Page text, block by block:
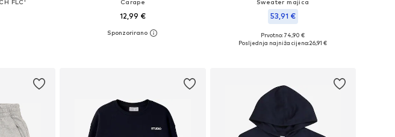
FLC'
Čarape
12,99 €
Dostupne veličine: 33-37, 38-43
Sweater majica
53,91 €
Dostupno u više veličina
Prvotno: 74,90 €
Posljednja najniža cijena:26,91 €